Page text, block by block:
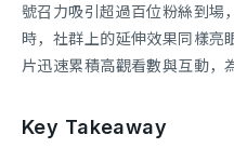
號召力吸引超過百位粉絲到場
時，社群上的延伸效果同樣亮
片迅速累積高觀看數與互動，
Key Takeaway